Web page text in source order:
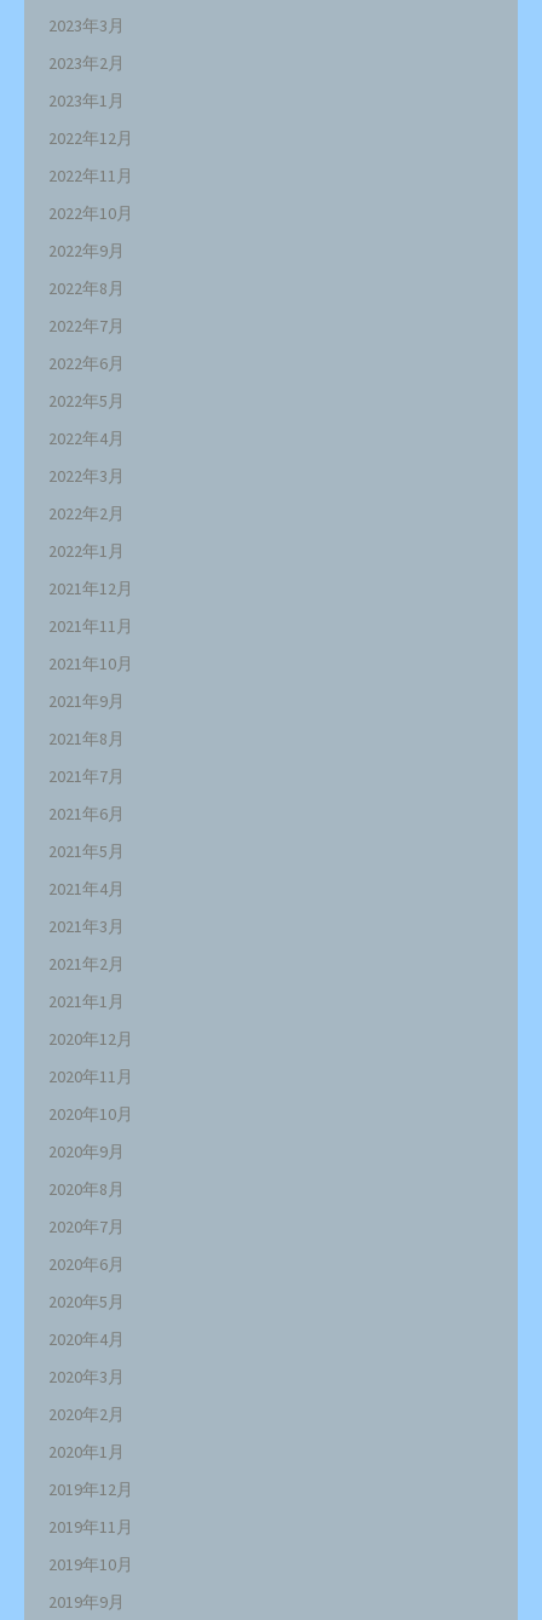
2023年3月
2023年2月
2023年1月
2022年12月
2022年11月
2022年10月
2022年9月
2022年8月
2022年7月
2022年6月
2022年5月
2022年4月
2022年3月
2022年2月
2022年1月
2021年12月
2021年11月
2021年10月
2021年9月
2021年8月
2021年7月
2021年6月
2021年5月
2021年4月
2021年3月
2021年2月
2021年1月
2020年12月
2020年11月
2020年10月
2020年9月
2020年8月
2020年7月
2020年6月
2020年5月
2020年4月
2020年3月
2020年2月
2020年1月
2019年12月
2019年11月
2019年10月
2019年9月